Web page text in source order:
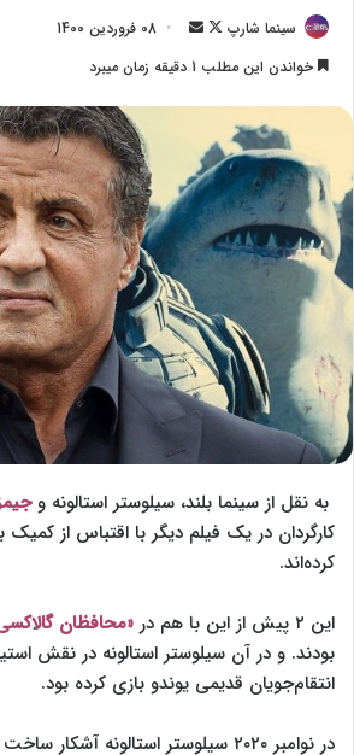
سینما شارپ
F
w
o
n
X
ا
ی
م
ل
08 فروردین 1400
خواندن این مطلب 1 دقیقه زمان میبرد
به نقل از سینما بلند، سیلوستر استالونه و
کارگردان در یک فیلم دیگر با اقتباس از
کرده‌اند.
این ۲ پیش از این با هم در «محافظان گالاکسی
بودند. و در آن سیلوستر استالونه در نقش
انتقام‌جویان قدیمی یوندو بازی کرده بود.
در نوامبر ۲۰۲۰ سیلوستر استالونه